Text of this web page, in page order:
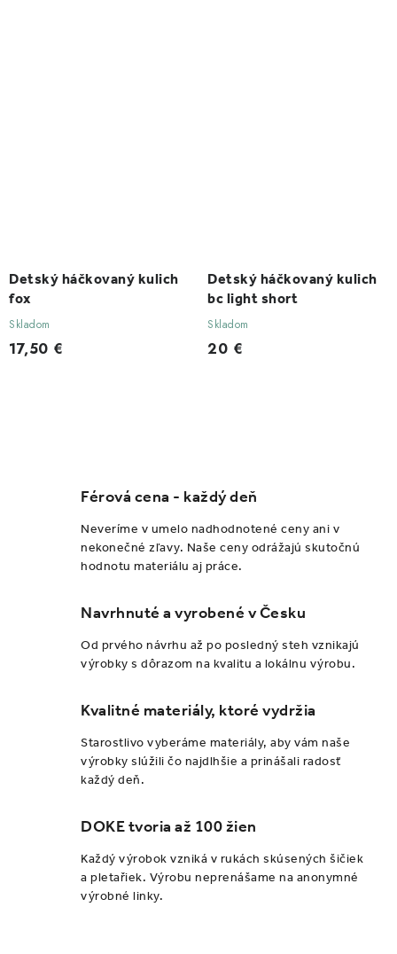
Detský háčkovaný kulich
fox
Skladom
17,50 €
Detský háčkovaný kulich
bc light short
Skladom
20 €
Férová cena - každý deň
Neveríme v umelo nadhodnotené ceny ani v
nekonečné zľavy. Naše ceny odrážajú skutočnú
hodnotu materiálu aj práce.
Navrhnuté a vyrobené v Česku
Od prvého návrhu až po posledný steh vznikajú
výrobky s dôrazom na kvalitu a lokálnu výrobu.
Kvalitné materiály, ktoré vydržia
Starostlivo vyberáme materiály, aby vám naše
výrobky slúžili čo najdlhšie a prinášali radosť
každý deň.
DOKE tvoria až 100 žien
Každý výrobok vzniká v rukách skúsených šičiek
a pletařiek. Výrobu neprenášame na anonymné
výrobné linky.